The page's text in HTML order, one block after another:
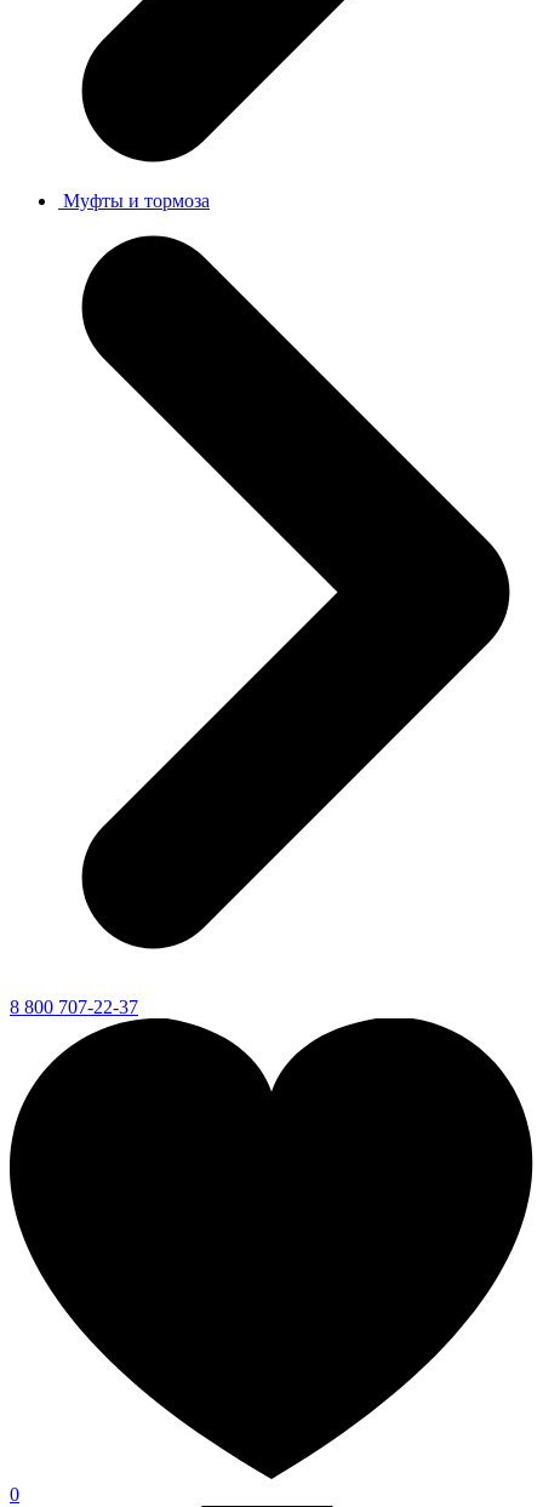
Муфты и тормоза
8 800 707-22-37
0